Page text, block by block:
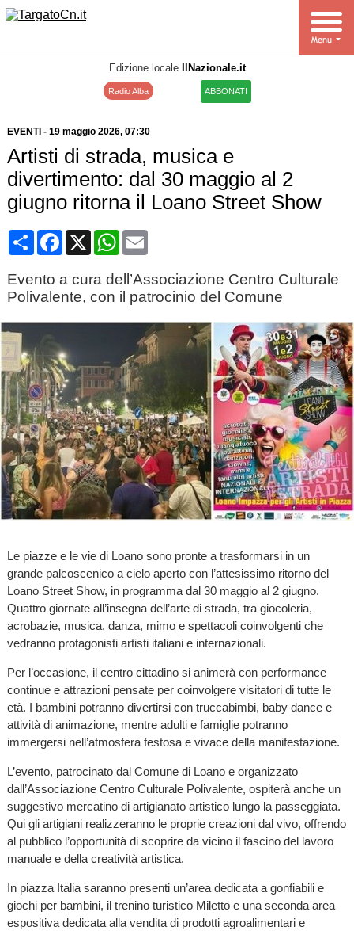
Edizione locale IlNazionale.it
Radio Alba ABBONATI
EVENTI - 19 maggio 2026, 07:30
Artisti di strada, musica e
divertimento: dal 30 maggio al 2
giugno ritorna il Loano Street Show
CondividiFacebook
X WhatsApp
Email
Evento a cura dell’Associazione Centro Culturale
Polivalente, con il patrocinio del Comune
Le piazze e le vie di Loano sono pronte a trasformarsi in un
grande palcoscenico a cielo aperto con l’attesissimo ritorno del
Loano Street Show, in programma dal 30 maggio al 2 giugno.
Quattro giornate all’insegna dell’arte di strada, tra giocoleria,
acrobazie, musica, danza, mimo e spettacoli coinvolgenti che
vedranno protagonisti artisti italiani e internazionali.
Per l’occasione, il centro cittadino si animerà con performance
continue e attrazioni pensate per coinvolgere visitatori di tutte le
età. I bambini potranno divertirsi con truccabimbi, baby dance e
attività di animazione, mentre adulti e famiglie potranno
immergersi nell’atmosfera festosa e vivace della manifestazione.
L’evento, patrocinato dal Comune di Loano e organizzato
dall’Associazione Centro Culturale Polivalente, ospiterà anche un
suggestivo mercatino di artigianato artistico lungo la passeggiata.
Qui gli artigiani realizzeranno le proprie creazioni dal vivo, offrendo
al pubblico l’opportunità di scoprire da vicino il fascino del lavoro
manuale e della creatività artistica.
In piazza Italia saranno presenti un’area dedicata a gonfiabili e
giochi per bambini, il trenino turistico Miletto e una seconda area
espositiva dedicata alla vendita di prodotti agroalimentari e